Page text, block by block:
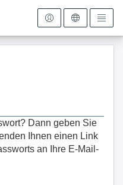
Dann geben Sie
Ihnen einen Link
an Ihre E-Mail-